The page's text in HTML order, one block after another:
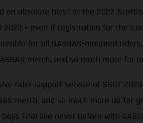
an absolute blast at the 2022
2023 – even if registration for the
for all GASGAS-mounted
merch, and so much more
rider support service at SSDT 2023
merch, and so much more up for
Trial like never before with